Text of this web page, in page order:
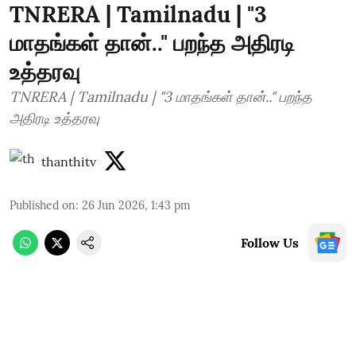
TNRERA | Tamilnadu | "3
மாதங்கள் தான்.." பறந்த அதிரடி
உத்தரவு
TNRERA | Tamilnadu | "3 மாதங்கள் தான்.." பறந்த
அதிரடி உத்தரவு
thanthitv
Published on: 26 Jun 2026, 1:43 pm
Follow Us